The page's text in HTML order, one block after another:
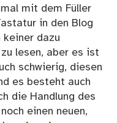
mit dem Füller
in den Blog
keiner dazu
lesen, aber es ist
schwierig, diesen
es besteht auch
die Handlung des
einen neuen,